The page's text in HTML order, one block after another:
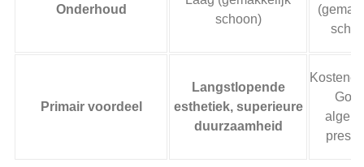
Onderhoud
schoon)
Primair voordeel
Langstlopende
esthetiek, superieure
duurzaamheid